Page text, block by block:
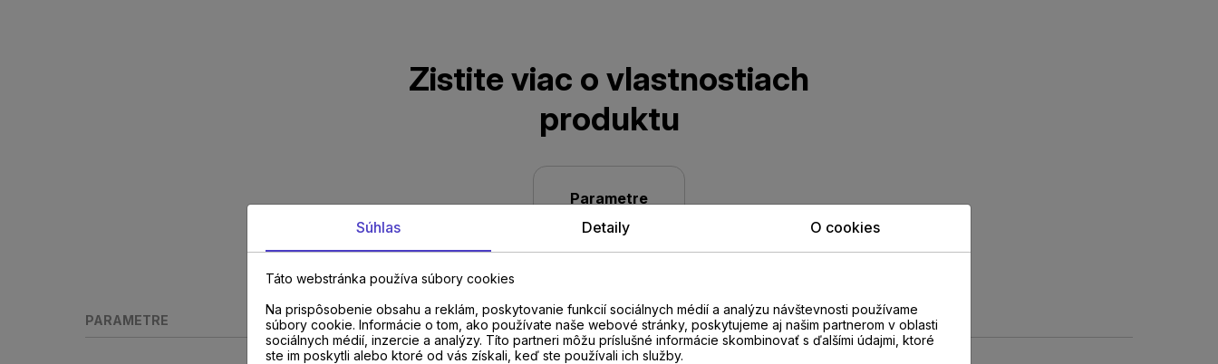
Zistite viac o vlastnostiach
produktu
Parametre
PARAMETRE
Súhlas Detaily O cookies
Táto webstránka používa súbory cookies
Na prispôsobenie obsahu a reklám, poskytovanie funkcií sociálnych médií a analýzu návštevnosti používame
súbory cookie. Informácie o tom, ako používate naše webové stránky, poskytujeme aj našim partnerom v oblasti
sociálnych médií, inzercie a analýzy. Títo partneri môžu príslušné informácie skombinovať s ďalšími údajmi, ktoré
ste im poskytli alebo ktoré od vás získali, keď ste používali ich služby.